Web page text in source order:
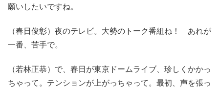
願いしたいですね。
（春日俊彰）夜のテレビ。大勢のトーク番組ね！ あれが
一番、苦手で。
（若林正恭）で、春日が東京ドームライブ、珍しくかかっ
ちゃって。テンションが上がっちゃって。最初、声を張っ